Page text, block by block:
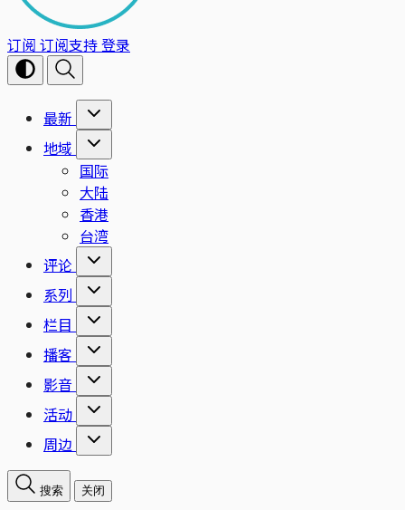
订阅 订阅支持登录
最新
地域
国际
大陆
香港
台湾
评论
系列
栏目
播客
影音
活动
周边
搜索 关闭